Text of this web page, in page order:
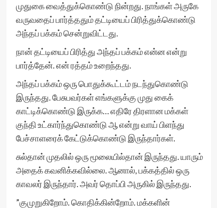
முதுகை வைத்துக்கொண்டு நின்றது. நாங்கள் அருகே
வருவதைப் பார்த்ததும் தட்டியைப் பிரித்துக்கொண்டு
அந்தப் பக்கம் சென்றுவிட்டது.
நான் தட்டியைப் பிரித்து அந்தப் பக்கம் என்ன என்று
பார்த்தேன். என் ரத்தம் உறைந்தது.
அந்தப் பக்கம் ஒரு பொதுக்கூட்டம் நடந்துகொண்டு
இருந்தது. பேசுபவர்கள் எங்களுக்கு முது கைக்
காட்டிக்கொண்டு இருக்க… எதிரே திரளான மக்கள்
குந்தி உட்கார்ந்துகொண்டு ஆ என்று வாய் பிளந்து
பேச்சாளரைக் கேட்டுக்கொண்டு இருந்தார்கள்.
சுல்தான் முதலில் ஒரு மூலையில்தான் இருந்தது. யாரும்
அதைக் கவனிக்கவில்லை. ஆனால், பக்கத்தில் ஒரு
காவலர் இருந்தார். அவர் தொப்பி அருகில் இருந்தது.
”குமுறுகிறோம். கொதிக்கின்றோம். மக்களின்